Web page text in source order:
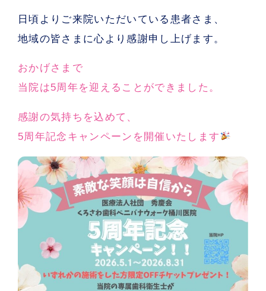
日頃よりご来院いただいている患者さま、
地域の皆さまに心より感謝申し上げます。
おかげさまで
当院は5周年を迎えることができました。
感謝の気持ちを込めて、
5周年記念キャンペーンを開催いたします